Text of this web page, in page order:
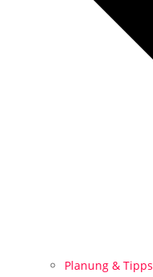
Planung & Tipps